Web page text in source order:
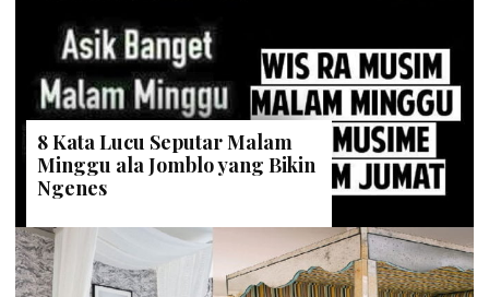
8 Kata Lucu Seputar Malam
Minggu ala Jomblo yang Bikin
Ngenes